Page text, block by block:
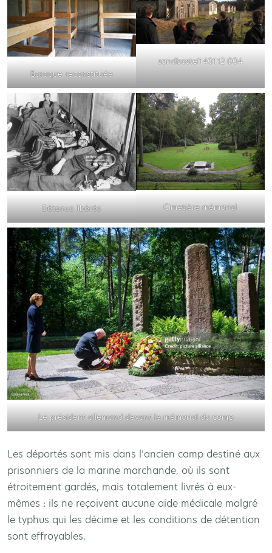
Baraque reconstituée
sandbostel140112 004
Détenus libérés Cimetière mémorial
Le président allemand devant le mémorial du camp
Les déportés sont mis dans l’ancien camp destiné aux
prisonniers de la marine marchande, où ils sont
étroitement gardés, mais totalement livrés à eux-
mêmes : ils ne reçoivent aucune aide médicale malgré
le typhus qui les décime et les conditions de détention
sont effroyables.